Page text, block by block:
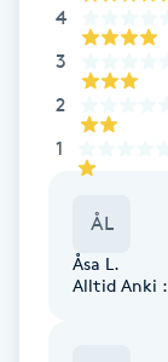
Friskvård
Funktionsanalys
4
3
2
1
ÅL
Åsa L.
Alltid Anki